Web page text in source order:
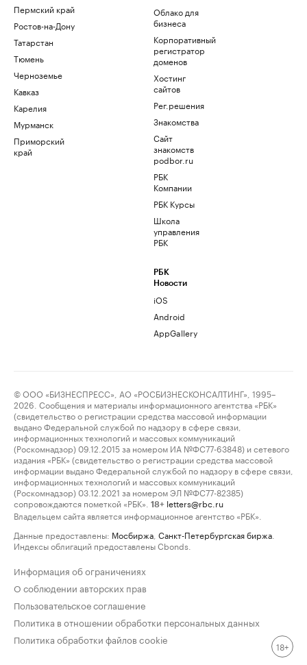
Пермский край
Ростов-на-Дону
Татарстан
Тюмень
Черноземье
Кавказ
Карелия
Мурманск
Приморский
край
Облако для
бизнеса
Корпоративный
регистратор
доменов
Хостинг
сайтов
Рег.решения
Знакомства
Сайт
знакомств
podbor.ru
РБК
Компании
РБК Курсы
Школа
управления
РБК
РБК
Новости
iOS
Android
AppGallery
© ООО «БИЗНЕСПРЕСС», АО «РОСБИЗНЕСКОНСАЛТИНГ», 1995–
2026. Сообщения и материалы информационного агентства «РБК»
(свидетельство о регистрации средства массовой информации
выдано Федеральной службой по надзору в сфере связи,
информационных технологий и массовых коммуникаций
(Роскомнадзор) 09.12.2015 за номером ИА №ФС77-63848) и сетевого
издания «РБК» (свидетельство о регистрации средства массовой
информации выдано Федеральной службой по надзору в сфере связи,
информационных технологий и массовых коммуникаций
(Роскомнадзор) 03.12.2021 за номером ЭЛ №ФС77-82385)
сопровождаются пометкой «РБК».
18+ letters@rbc.ru
Владельцем сайта является информационное агентство «РБК».
Данные предоставлены: Мосбиржа Санкт-Петербургская биржа
Индексы облигаций предоставлены Cbonds.
Информация об ограничениях
О соблюдении авторских прав
Пользовательское соглашение
Политика в отношении обработки персональных данных
Политика обработки файлов cookie
18+